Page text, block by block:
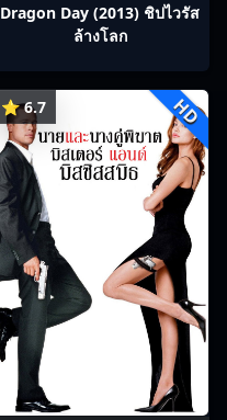
Dragon Day (2013) ชิปไวรัส
ล้างโลก
⭐ 6.7 HD